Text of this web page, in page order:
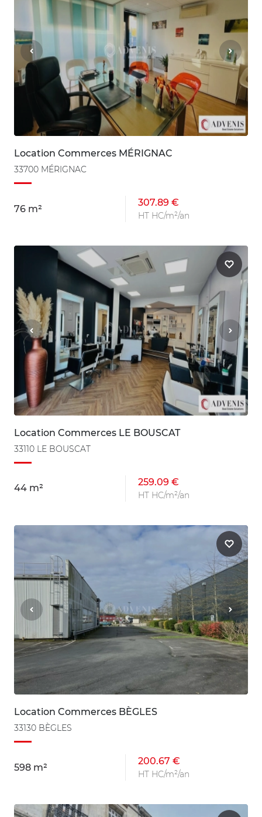
Location Commerces MÉRIGNAC
33700 MÉRIGNAC
76 m²
307.89 €
HT HC/m²/an
Location Commerces LE BOUSCAT
33110 LE BOUSCAT
44 m²
259.09 €
HT HC/m²/an
Location Commerces BÈGLES
33130 BÈGLES
598 m²
200.67 €
HT HC/m²/an